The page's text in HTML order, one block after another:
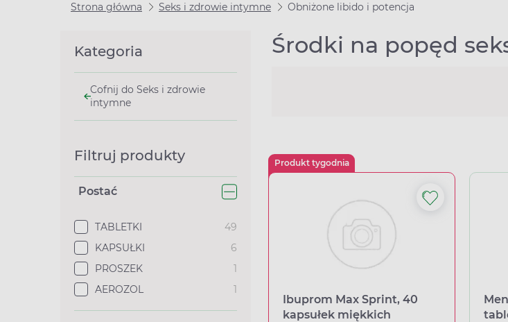
Strona główna Seks i zdrowie intymne Obniżone libido i potencja
Kategoria
Cofnij do Seks i zdrowie
intymne
Filtruj produkty
Postać
TABLETKI
49
KAPSUŁKI
6
PROSZEK
1
AEROZOL
1
Środki na popęd
Produkt tygodnia
Ibuprom Max Sprint, 40
kapsułek miękkich